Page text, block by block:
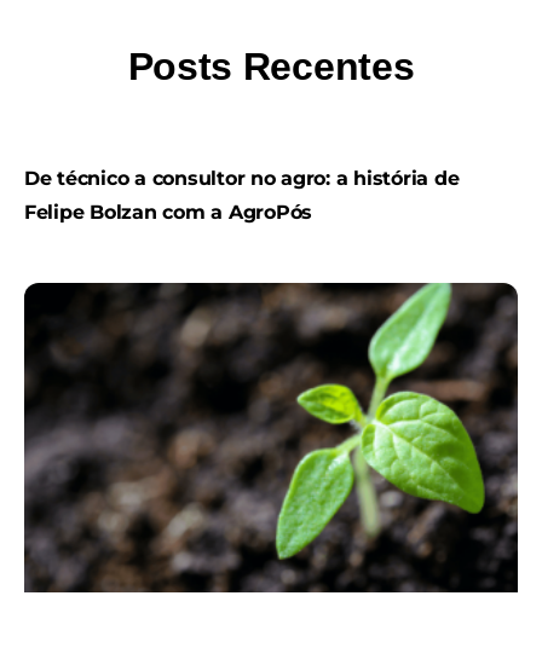
Posts Recentes
De técnico a consultor no agro: a história de
Felipe Bolzan com a AgroPós